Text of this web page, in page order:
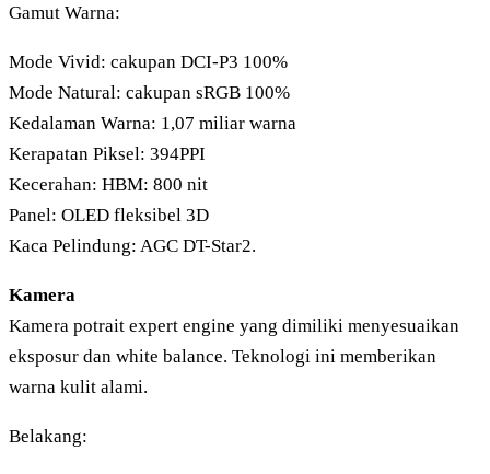
Gamut Warna:
Mode Vivid: cakupan DCI-P3 100%
Mode Natural: cakupan sRGB 100%
Kedalaman Warna: 1,07 miliar warna
Kerapatan Piksel: 394PPI
Kecerahan: HBM: 800 nit
Panel: OLED fleksibel 3D
Kaca Pelindung: AGC DT-Star2.
Kamera
Kamera potrait expert engine yang dimiliki menyesuaikan
eksposur dan white balance. Teknologi ini memberikan
warna kulit alami.
Belakang: